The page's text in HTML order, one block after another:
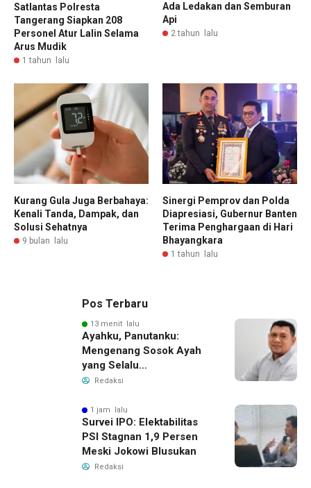
Satlantas Polresta
Tangerang Siapkan 208
Personel Atur Lalin Selama
Arus Mudik
1 tahun lalu
Ada Ledakan dan Semburan
Api
2 tahun lalu
Kurang Gula Juga Berbahaya:
Kenali Tanda, Dampak, dan
Solusi Sehatnya
9 bulan lalu
Sinergi Pemprov dan Polda
Diapresiasi, Gubernur Banten
Terima Penghargaan di Hari
Bhayangkara
1 tahun lalu
Pos Terbaru
13 menit lalu
Ayahku, Panutanku:
Mengenang Sosok Ayah
yang Selalu
Membersamaiku
Redaksi
1 jam lalu
Survei IPO: Elektabilitas
PSI Stagnan 1,9 Persen
Meski Jokowi Blusukan
Redaksi